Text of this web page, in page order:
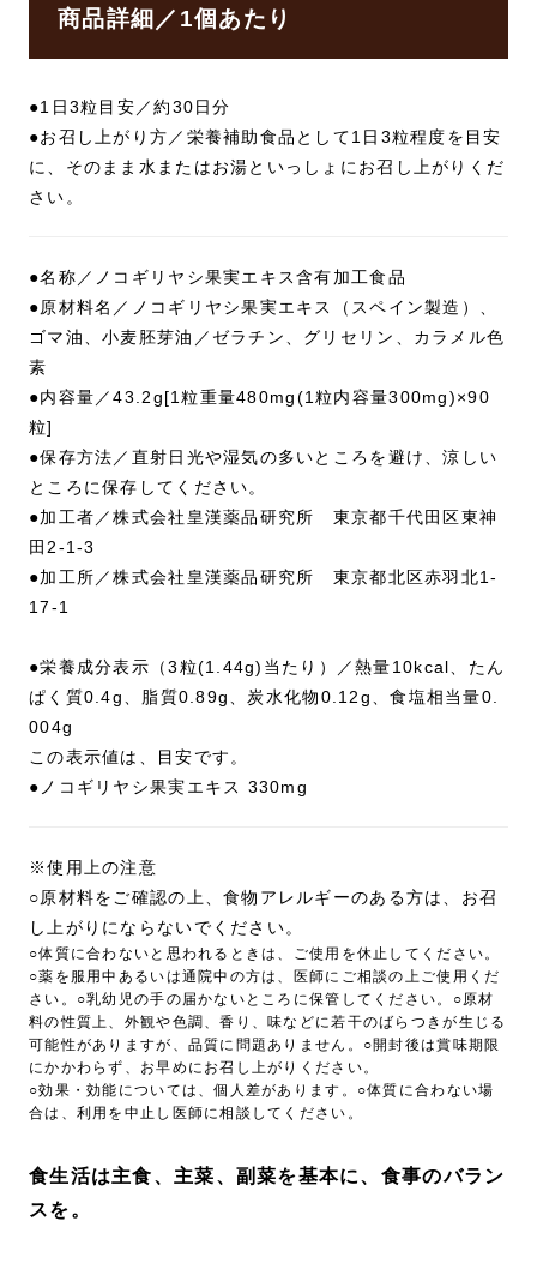
商品詳細／1個あたり
●1日3粒目安／約30日分
●お召し上がり方／栄養補助食品として1日3粒程度を目安
に、そのまま水またはお湯といっしょにお召し上がりくだ
さい。
●名称／ノコギリヤシ果実エキス含有加工食品
●原材料名／ノコギリヤシ果実エキス（スペイン製造）、
ゴマ油、小麦胚芽油／ゼラチン、グリセリン、カラメル色
素
●内容量／43.2g[1粒重量480mg(1粒内容量300mg)×90
粒]
●保存方法／直射日光や湿気の多いところを避け、涼しい
ところに保存してください。
●加工者／株式会社皇漢薬品研究所 東京都千代田区東神
田2-1-3
●加工所／株式会社皇漢薬品研究所 東京都北区赤羽北1-
17-1
●栄養成分表示（3粒(1.44g)当たり）／熱量10kcal、たん
ぱく質0.4g、脂質0.89g、炭水化物0.12g、食塩相当量0.
004g
この表示値は、目安です。
●ノコギリヤシ果実エキス 330mg
※使用上の注意
○原材料をご確認の上、食物アレルギーのある方は、お召
し上がりにならないでください。
○体質に合わないと思われるときは、ご使用を休止してください。
○薬を服用中あるいは通院中の方は、医師にご相談の上ご使用くだ
さい。○乳幼児の手の届かないところに保管してください。○原材
料の性質上、外観や色調、香り、味などに若干のばらつきが生じる
可能性がありますが、品質に問題ありません。○開封後は賞味期限
にかかわらず、お早めにお召し上がりください。
○効果・効能については、個人差があります。○体質に合わない場
合は、利用を中止し医師に相談してください。
食生活は主食、主菜、副菜を基本に、食事のバラン
スを。